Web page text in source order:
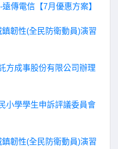
傳電信【7月優惠方案】
韌性(全民防衛動員)演習
方成事股份有限公司辦理
小學學生申訴評議委員會
韌性(全民防衛動員)演習